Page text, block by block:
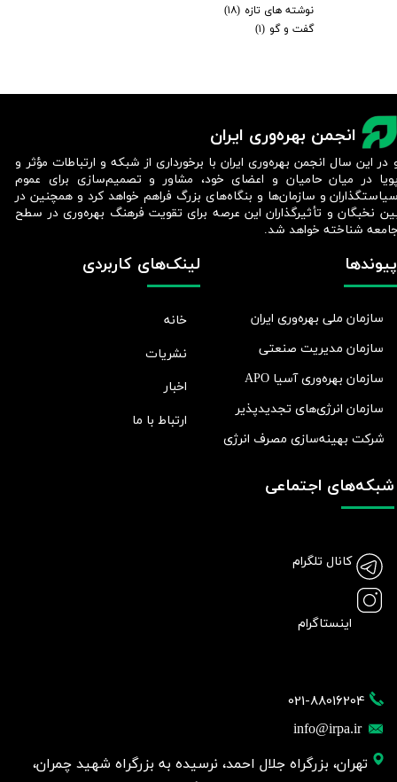
نوشته های تازه (۱۸)
گفت و گو (۱)
انجمن بهره‌وری ایران
021-88016204
info@irpa.ir
تهران، بزرگراه جلال احمد، نرسیده به بزرگراه شهید چمران،
لینک‌های کاربردی
خانه
نشریات
اخبار
ارتباط با ما
پیوندها
سازمان ملی بهره‌وری ایران
سازمان مدیریت صنعتی
سازمان بهره‌وری آسیا APO
سازمان انرژی‌های تجدیدپذیر
شرکت بهينه‌سازی مصرف انرژی
شبکه‌های اجتماعی
کانال تلگرام
اینستاگرام
در این سال انجمن بهره‌وری ایران با برخورداری از شبکه و ارتباطات مؤثر و
در میان حامیان و اعضای خود، مشاور و تصمیم‌سازی برای عموم
و سازمان‌ها و بنگاه‌های بزرگ فراهم خواهد کرد و همچنین در
نخبگان و تأثیرگذاران این عرصه برای تقویت فرهنگ بهره‌وری در سطح
شناخته خواهد شد.​​​​​​​